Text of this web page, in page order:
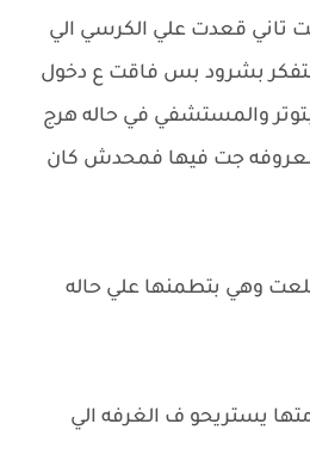
تاني قعدت علي الكرسي الي
بتفكر بشرود بس فاقت ع دخول
والمستشفي في حاله هرج
جت فيها فمحدش كان
وهي بتطمنها علي حاله
يستريحو ف الغرفه الي